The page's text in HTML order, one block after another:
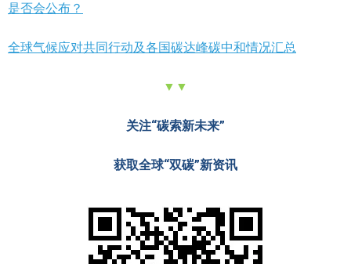
是否会公布？
全球气候应对共同行动及各国碳达峰碳中和情况汇总
▼▼
关注“碳索新未来”
获取全球“双碳”新资讯